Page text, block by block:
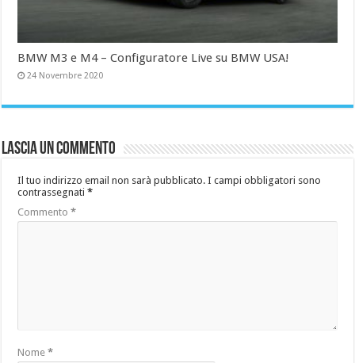
BMW M3 e M4 – Configuratore Live su BMW USA!
24 Novembre 2020
Lascia un commento
Il tuo indirizzo email non sarà pubblicato. I campi obbligatori sono
contrassegnati*
Commento*
Nome*